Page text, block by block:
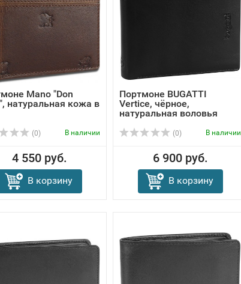
Mano "Don
натуральная кожа в
(0) В наличии
4 550 руб.
В корзину
Портмоне BUGATTI
Vertice, чёрное,
натуральная воловья
(0) В наличии
6 900 руб.
В корзину